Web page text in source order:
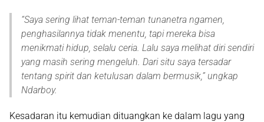
“Saya sering lihat teman-teman tunanetra ngamen,
penghasilannya tidak menentu, tapi mereka bisa
menikmati hidup, selalu ceria. Lalu saya melihat diri sendiri
yang masih sering mengeluh. Dari situ saya tersadar
tentang spirit dan ketulusan dalam bermusik,” ungkap
Ndarboy.
Kesadaran itu kemudian dituangkan ke dalam lagu yang